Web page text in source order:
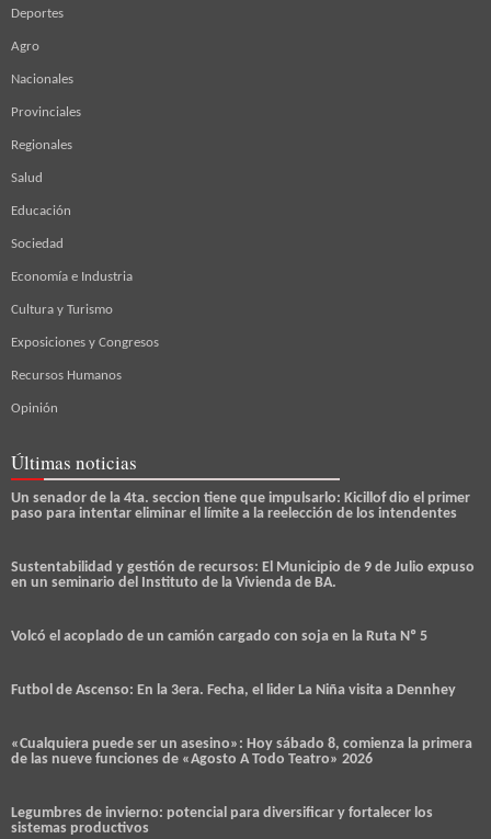
Deportes
Agro
Nacionales
Provinciales
Regionales
Salud
Educación
Sociedad
Economía e Industria
Cultura y Turismo
Exposiciones y Congresos
Recursos Humanos
Opinión
Últimas noticias
Un senador de la 4ta. seccion tiene que impulsarlo: Kicillof dio el primer
paso para intentar eliminar el límite a la reelección de los intendentes
Sustentabilidad y gestión de recursos: El Municipio de 9 de Julio expuso
en un seminario del Instituto de la Vivienda de BA.
Volcó el acoplado de un camión cargado con soja en la Ruta Nº 5
Futbol de Ascenso: En la 3era. Fecha, el lider La Niña visita a Dennhey
«Cualquiera puede ser un asesino»: Hoy sábado 8, comienza la primera
de las nueve funciones de «Agosto A Todo Teatro» 2026
Legumbres de invierno: potencial para diversificar y fortalecer los
sistemas productivos